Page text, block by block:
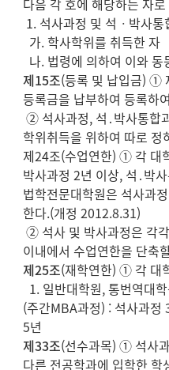
다음 각 호에 해당하는 자
1. 석사과정 및 석ㆍ박사통
가. 학사학위를 취득한 자
나. 법령에 의하여 이와
제15조(등록 및 납입금) ①
등록금을 납부하여 등록하
② 석사과정, 석․박사통합
학위취득을 위하여 따로
제24조(수업연한) ① 각 대
박사과정 2년 이상, 석․박
법학전문대학원은 석사과
한다.(개정 2012.8.31)
② 석사 및 박사과정은 각
이내에서 수업연한을 단축
제25조(재학연한) ① 각 대
1. 일반대학원, 통번역대
(주간MBA과정) : 석사과정
5년
제33조(선수과목) ① 석사
다른 전공학과에 입학한